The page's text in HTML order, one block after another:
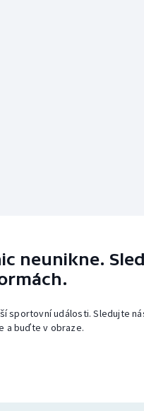
neunikne.
sportovní události. Sledujte
a buďte v obraze.